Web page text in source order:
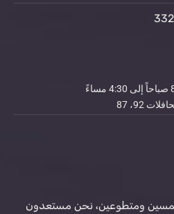
92، 87
ومتطوعين، نحن مستعدون